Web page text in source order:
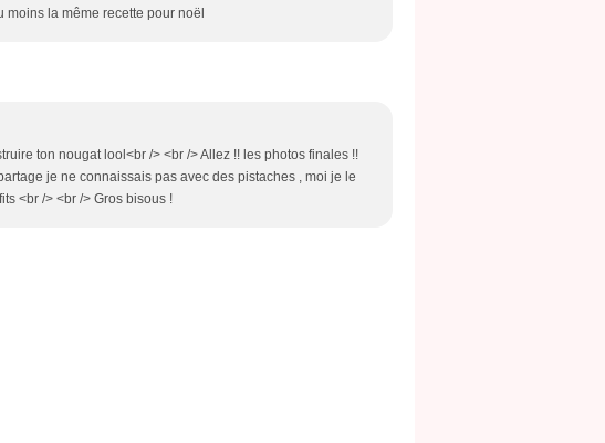
moins la même recette pour noël
ton nougat lool<br /> <br /> Allez !! les photos finales !!
je ne connaissais pas avec des pistaches , moi je le
<br /> <br /> Gros bisous !